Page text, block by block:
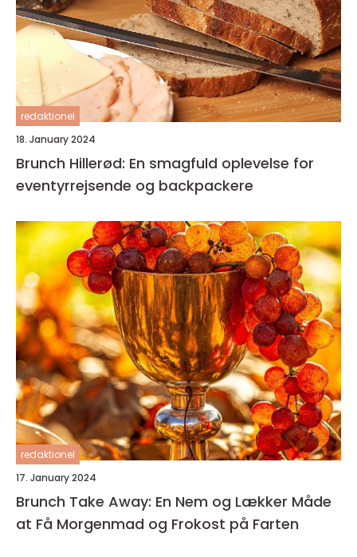
redaktionel
18. January 2024
Brunch Hillerød: En smagfuld oplevelse for
eventyrrejsende og backpackere
redaktionel
17. January 2024
Brunch Take Away: En Nem og Lækker Måde
at Få Morgenmad og Frokost på Farten